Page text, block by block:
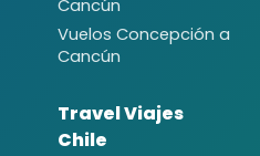
Cancún
Vuelos Concepción a
Cancún
Travel Viajes
Chile